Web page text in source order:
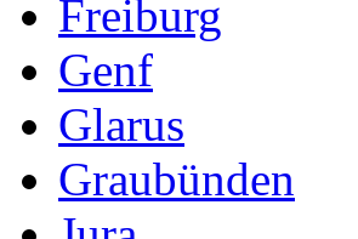
Freiburg
Genf
Glarus
Graubünden